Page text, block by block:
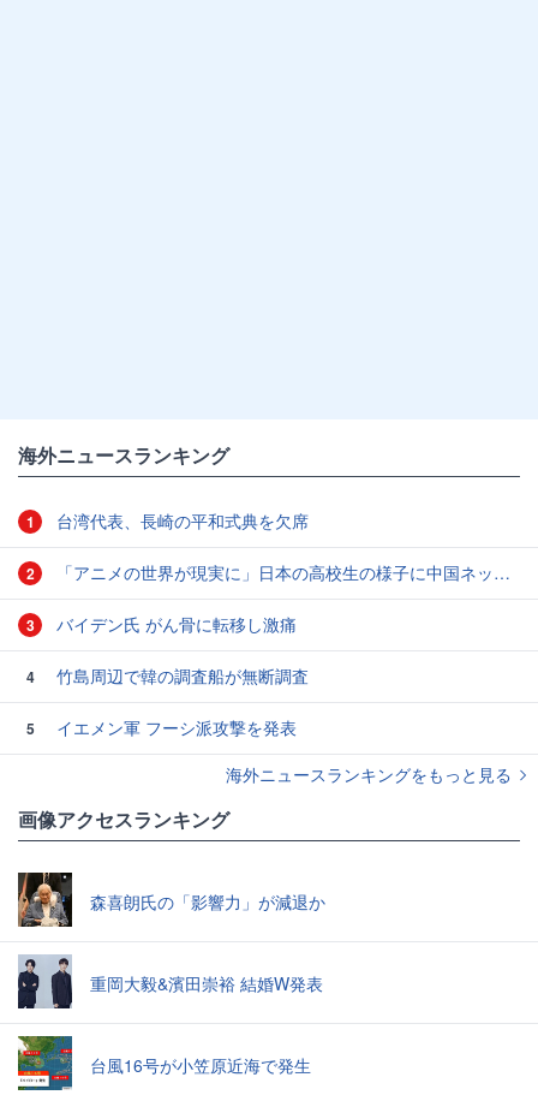
海外ニュースランキング
1 台湾代表、長崎の平和式典を欠席
2 「アニメの世界が現実に」日本の高校生の様子に中国ネット「青春」「うらやましい」
3 バイデン氏 がん骨に転移し激痛
4 竹島周辺で韓の調査船が無断調査
5
イエメン軍 フーシ派攻撃を発表
海外ニュースランキングをもっと見る
画像アクセスランキング
森喜朗氏の「影響力」が減退か
重岡大毅&濱田崇裕 結婚W発表
台風16号が小笠原近海で発生